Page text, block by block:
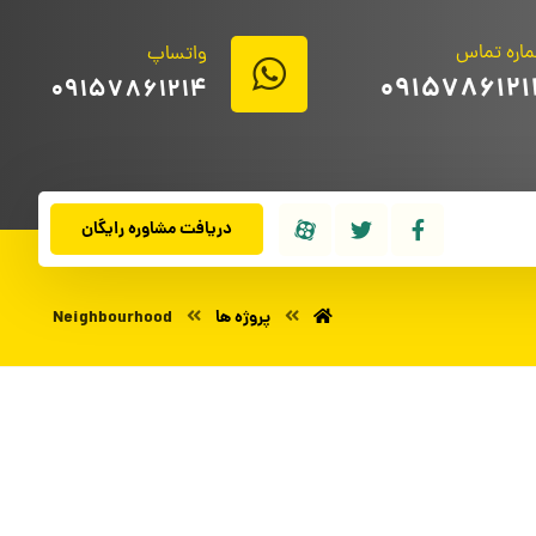
واتساپ
09157861214
تماس
دریافت مشاوره رایگان
پروژه ها Neighbourhood